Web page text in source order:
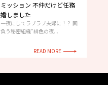
ッション 不仲だけど任務
しました
夜にしてラブラブ夫婦に！？ 国
う秘密組織”緋色の夜...
READ MORE